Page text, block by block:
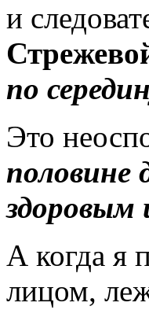
и
по
Это
половине
здоровым
А когда я
лицом,